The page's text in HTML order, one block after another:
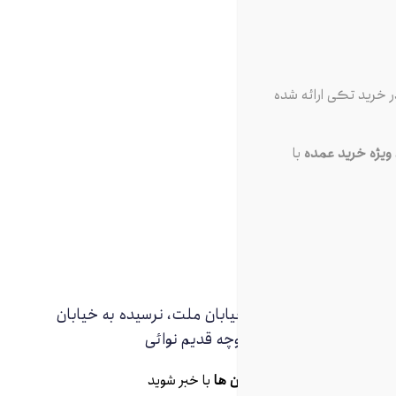
تهران، مترو ملت، خیابان ملت، نرسیده به خیابان
جمهوری، انتهای کوچه قدیم نوائی
تخفیف ها و جدیدترین ها با خبر شوید
خرید تکی ارائه شده
خرید عمده با